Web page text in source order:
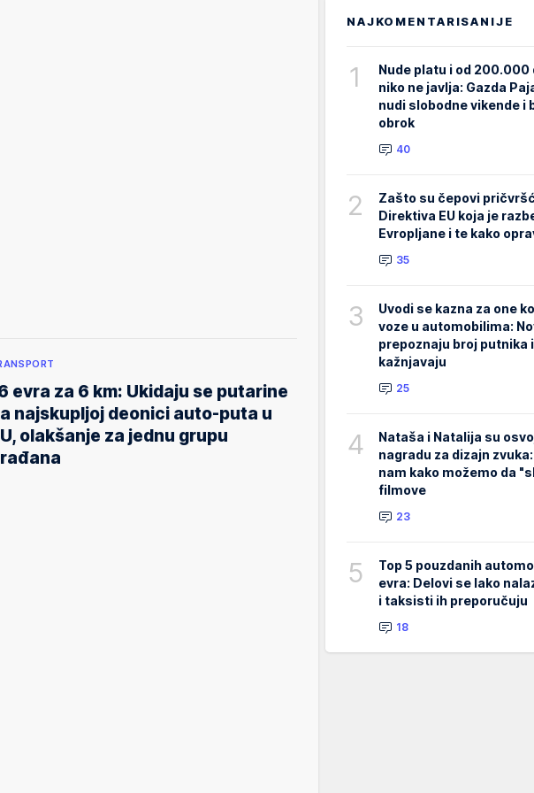
evra za 6 km: Ukidaju se putarine
najskupljoj deonici auto-puta u
olakšanje za jednu grupu
NAJKOMENTARISANIJE
1
Nude platu i od 200.000
niko ne javlja: Gazda
nudi slobodne vikende i
obrok
40
2
Zašto su čepovi
Direktiva EU koja je
Evropljane i te kako
35
3
Uvodi se kazna za one
voze u automobilima:
prepoznaju broj putnika
kažnjavaju
25
4
Nataša i Natalija su
nagradu za dizajn
nam kako možemo da
filmove
23
5
Top 5 pouzdanih
evra: Delovi se lako
i taksisti ih preporučuju
18